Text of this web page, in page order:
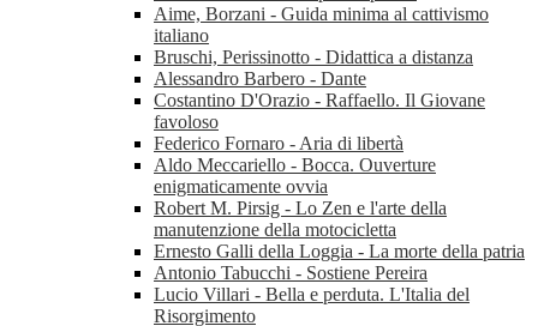
Aime, Borzani - Guida minima al cattivismo
italiano
Bruschi, Perissinotto - Didattica a distanza
Alessandro Barbero - Dante
Costantino D'Orazio - Raffaello. Il Giovane
favoloso
Federico Fornaro - Aria di libertà
Aldo Meccariello - Bocca. Ouverture
enigmaticamente ovvia
Robert M. Pirsig - Lo Zen e l'arte della
manutenzione della motocicletta
Ernesto Galli della Loggia - La morte della patria
Antonio Tabucchi - Sostiene Pereira
Lucio Villari - Bella e perduta. L'Italia del
Risorgimento